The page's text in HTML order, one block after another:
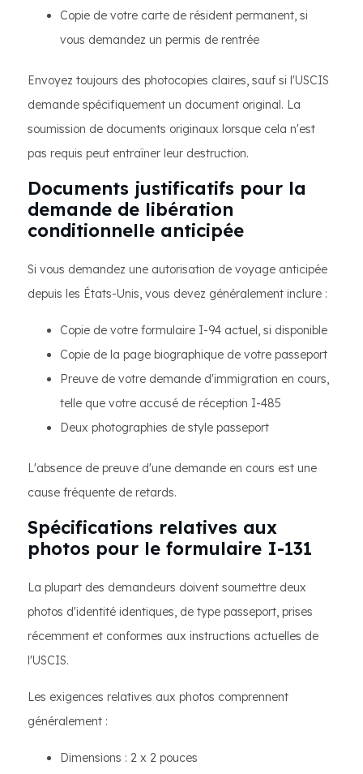
Copie de votre carte de résident permanent, si
vous demandez un permis de rentrée
Envoyez toujours des photocopies claires, sauf si l'USCIS
demande spécifiquement un document original. La
soumission de documents originaux lorsque cela n'est
pas requis peut entraîner leur destruction.
Documents justificatifs pour la
demande de libération
conditionnelle anticipée
Si vous demandez une autorisation de voyage anticipée
depuis les États-Unis, vous devez généralement inclure :
Copie de votre formulaire I-94 actuel, si disponible
Copie de la page biographique de votre passeport
Preuve de votre demande d'immigration en cours,
telle que votre accusé de réception I-485
Deux photographies de style passeport
L'absence de preuve d'une demande en cours est une
cause fréquente de retards.
Spécifications relatives aux
photos pour le formulaire I-131
La plupart des demandeurs doivent soumettre deux
photos d'identité identiques, de type passeport, prises
récemment et conformes aux instructions actuelles de
l'USCIS.
Les exigences relatives aux photos comprennent
généralement :
Dimensions : 2 x 2 pouces